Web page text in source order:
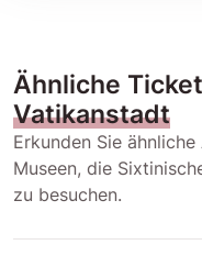
Ähnliche
Vatikanstadt
Erkunden Sie
Museen, die
zu besuchen.